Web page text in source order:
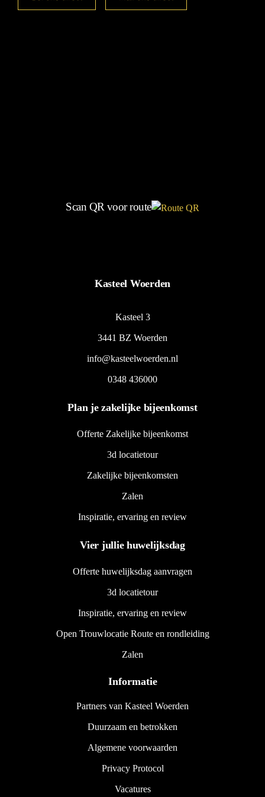
Scan QR voor route
Kasteel Woerden
Kasteel 3
3441 BZ Woerden
info@kasteelwoerden.nl
0348 436000
Plan je zakelijke bijeenkomst
Offerte Zakelijke bijeenkomst
3d locatietour
Zakelijke bijeenkomsten
Zalen
Inspiratie, ervaring en review
Vier jullie huwelijksdag
Offerte huwelijksdag aanvragen
3d locatietour
Inspiratie, ervaring en review
Open Trouwlocatie Route en rondleiding
Zalen
Informatie
Partners van Kasteel Woerden
Duurzaam en betrokken
Algemene voorwaarden
Privacy Protocol
Vacatures